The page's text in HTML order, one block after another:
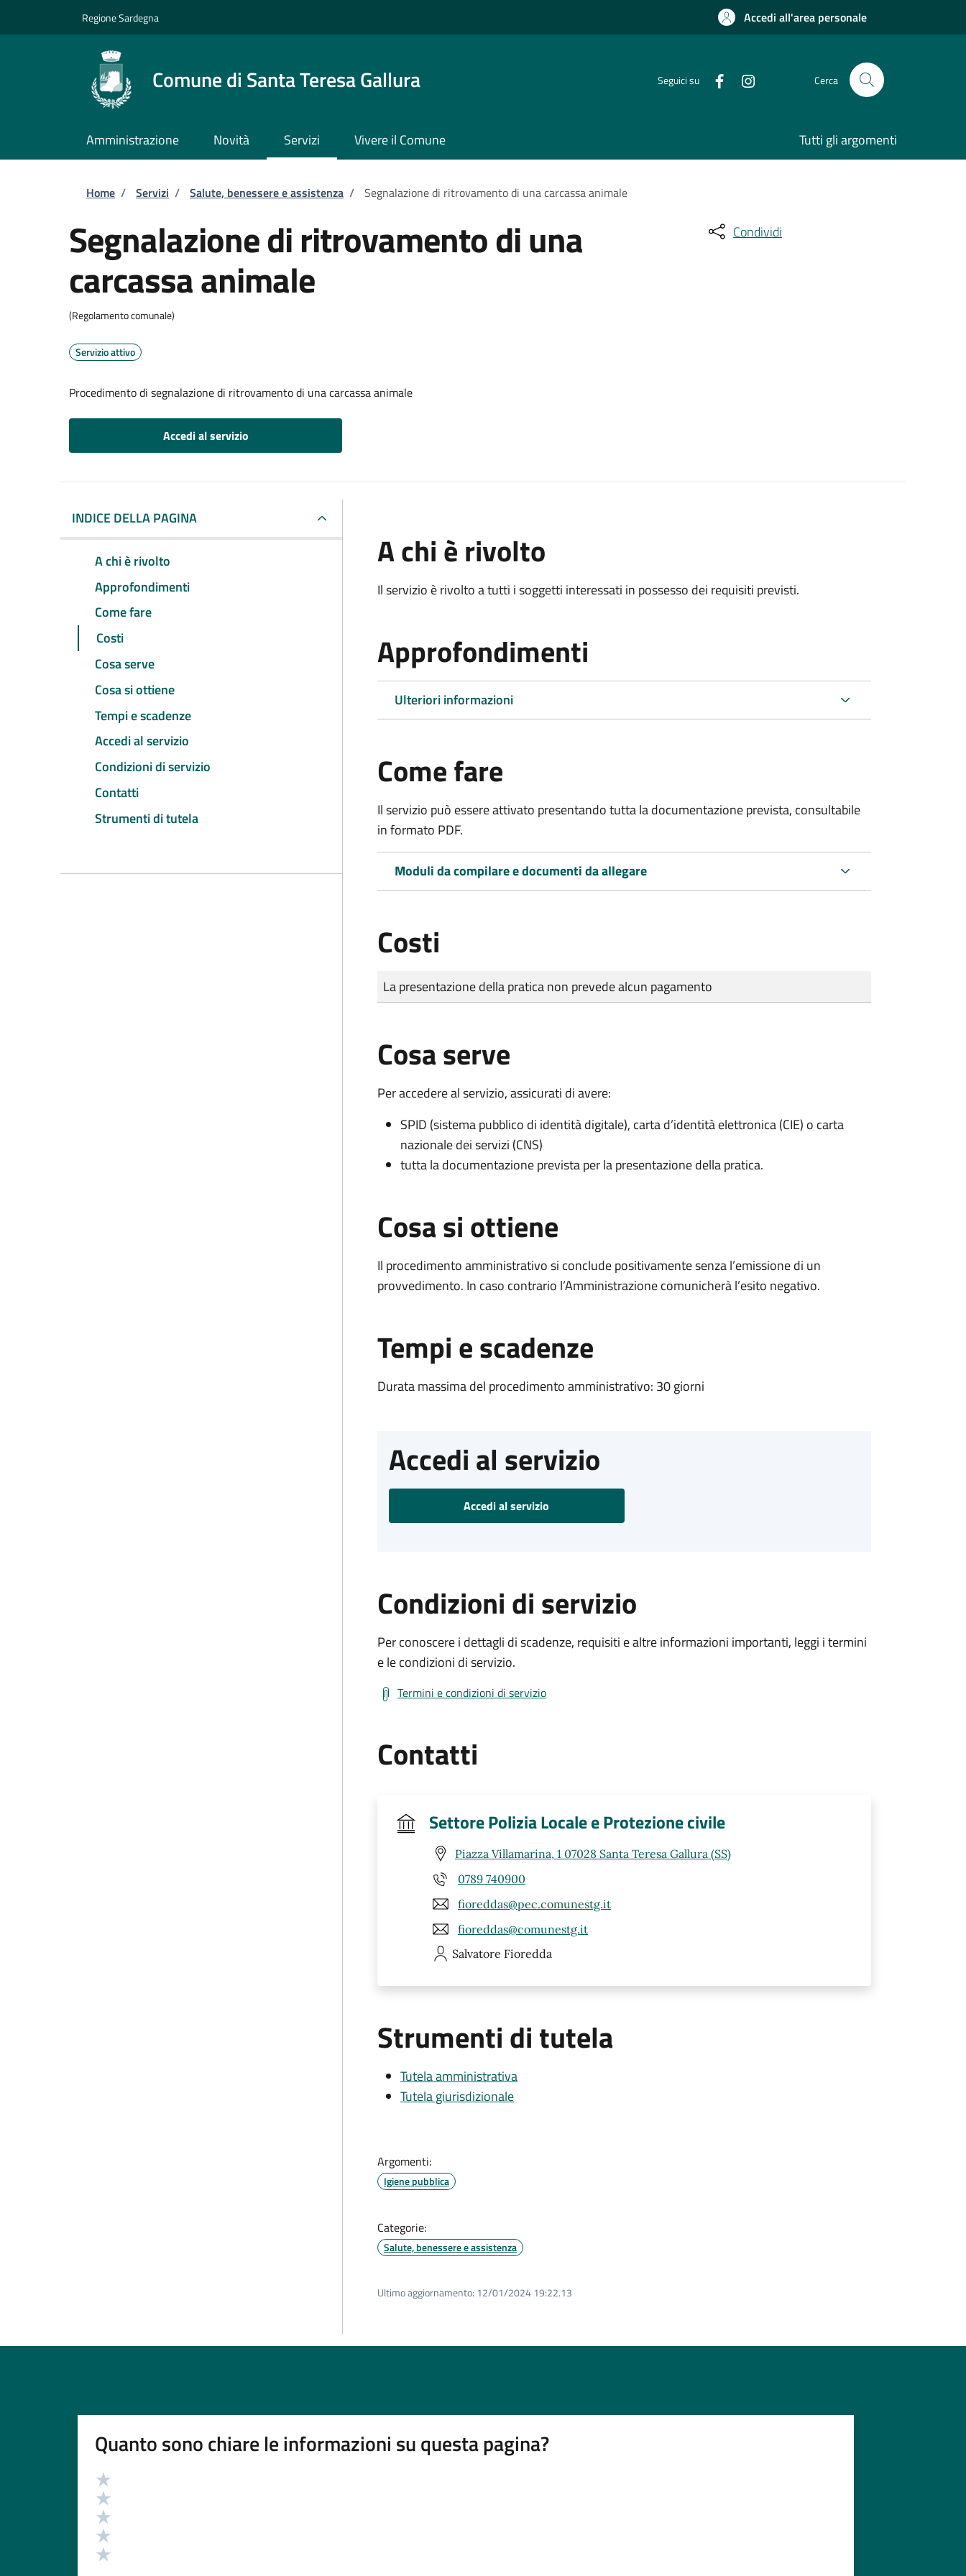
Regione Sardegna Accedi all'area personale
Comune di Santa Teresa Gallura Seguici su Cerca
Amministrazione Novità Servizi Vivere il Comune Tutti gli argomenti
Briciole di pane
Home / Servizi / Salute, benessere e assistenza / Segnalazione di ritrovamento di una carcassa animale
Segnalazione di ritrovamento di una
carcassa animale
(Regolamento comunale)
Servizio attivo
Procedimento di segnalazione di ritrovamento di una carcassa animale
Accedi al servizio
Condividi
INDICE DELLA PAGINA
A chi è rivolto
Approfondimenti
Come fare
Costi
Cosa serve
Cosa si ottiene
Tempi e scadenze
Accedi al servizio
Condizioni di servizio
Contatti
Strumenti di tutela
A chi è rivolto
Il servizio è rivolto a tutti i soggetti interessati in possesso dei requisiti previsti.
Approfondimenti
Ulteriori informazioni
Come fare
Il servizio può essere attivato presentando tutta la documentazione prevista, consultabile
in formato PDF.
Moduli da compilare e documenti da allegare
Costi
Tipo di pagamento
Importo
La presentazione della pratica non prevede alcun pagamento
Cosa serve
Per accedere al servizio, assicurati di avere:
SPID (sistema pubblico di identità digitale), carta d’identità elettronica (CIE) o carta
nazionale dei servizi (CNS)
tutta la documentazione prevista per la presentazione della pratica.
Cosa si ottiene
Il procedimento amministrativo si conclude positivamente senza l’emissione di un
provvedimento. In caso contrario l’Amministrazione comunicherà l’esito negativo.
Tempi e scadenze
Durata massima del procedimento amministrativo: 30 giorni
Accedi al servizio
Accedi al servizio
Condizioni di servizio
Per conoscere i dettagli di scadenze, requisiti e altre informazioni importanti, leggi i termini
e le condizioni di servizio.
Termini e condizioni di servizio
Contatti
Settore Polizia Locale e Protezione civile
Piazza Villamarina, 1 07028 Santa Teresa Gallura (SS)
0789 740900
fioreddas@pec.comunestg.it
fioreddas@comunestg.it
Salvatore Fioredda
Strumenti di tutela
Tutela amministrativa
Tutela giurisdizionale
Argomenti:
Igiene pubblica
Categorie:
Salute, benessere e assistenza
Ultimo aggiornamento: 12/01/2024 19:22.13
Quanto sono chiare le informazioni su questa pagina?
Valutazione